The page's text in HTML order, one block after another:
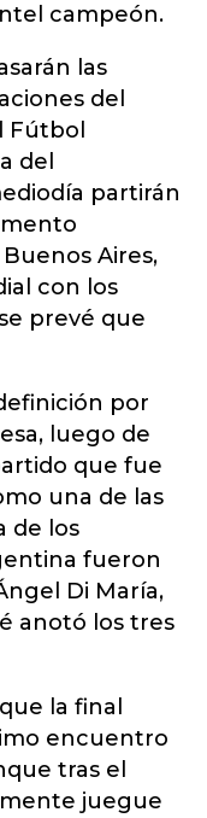
campeón.
las
del
Fútbol
del
partirán
Aires,
con los
prevé que
por
luego de
que fue
una de las
de los
fueron
Di María,
anotó los tres
la final
encuentro
tras el
juegue